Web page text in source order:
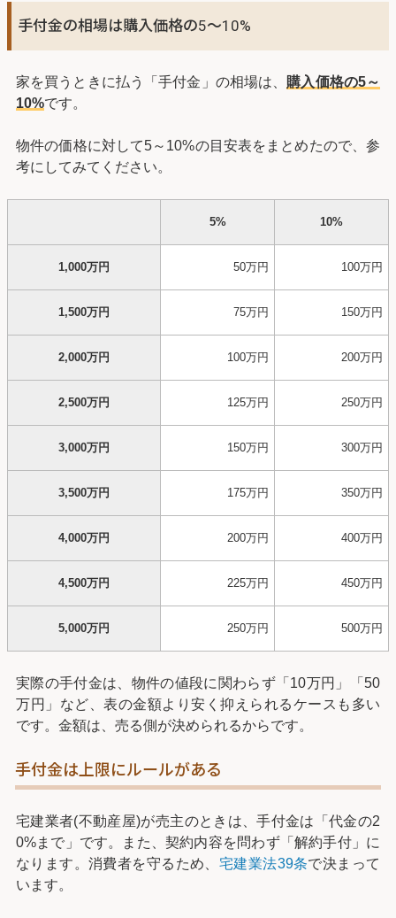
手付金の相場は購入価格の5～10%
家を買うときに払う「手付金」の相場は、 購入価格の5～
10%です。
物件の価格に対して5～10%の目安表をまとめたので、参
考にしてみてください。
5% 10%
1,000万円 50万円 100万円
1,500万円 75万円 150万円
2,000万円 100万円 200万円
2,500万円 125万円 250万円
3,000万円 150万円 300万円
3,500万円 175万円 350万円
4,000万円 200万円 400万円
4,500万円 225万円 450万円
5,000万円 250万円 500万円
実際の手付金は、物件の値段に関わらず「10万円」「50
万円」など、表の金額より安く抑えられるケースも多い
です。金額は、売る側が決められるからです。
手付金は上限にルールがある
宅建業者(不動産屋)が売主のときは、手付金は「代金の2
0%まで」です。また、契約内容を問わず「解約手付」に
なります。消費者を守るため、 宅建業法39条で決まって
います。